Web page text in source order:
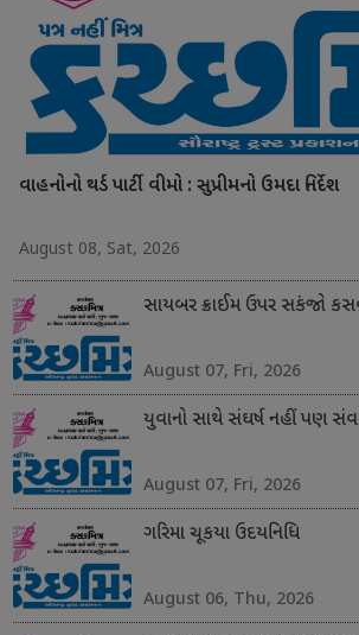
વાહનોનો થર્ડ પાર્ટી વીમો : સુપ્રીમનો ઉમદા નિર્દેશ
August 08, Sat, 2026
સાયબર ક્રાઈમ ઉપર સકંજો
August 07, Fri, 2026
યુવાનો સાથે સંઘર્ષ નહીં પણ
August 07, Fri, 2026
ગરિમા ચૂકયા ઉદયનિધિ
August 06, Thu, 2026